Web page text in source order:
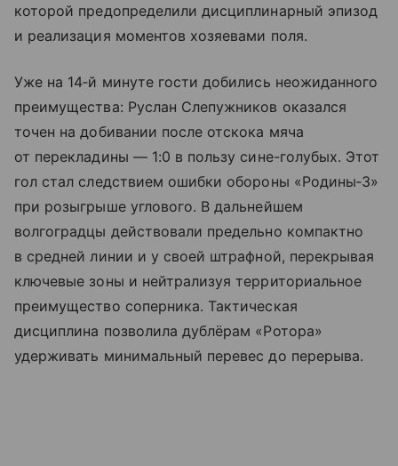
которой предопределили дисциплинарный эпизод
и реализация моментов хозяевами поля.
Уже на 14‑й минуте гости добились неожиданного
преимущества: Руслан Слепужников оказался
точен на добивании после отскока мяча
от перекладины — 1:0 в пользу сине-голубых. Этот
гол стал следствием ошибки обороны «Родины‑3»
при розыгрыше углового. В дальнейшем
волгоградцы действовали предельно компактно
в средней линии и у своей штрафной, перекрывая
ключевые зоны и нейтрализуя территориальное
преимущество соперника. Тактическая
дисциплина позволила дублёрам «Ротора»
удерживать минимальный перевес до перерыва.